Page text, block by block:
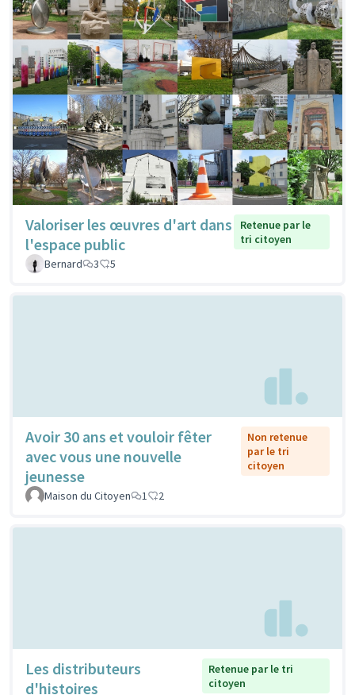
Valoriser les œuvres d'art dans
l'espace public
Retenue par le
tri citoyen
Bernard
3 5
Avoir 30 ans et vouloir fêter
avec vous une nouvelle
jeunesse
Non retenue
par le tri
citoyen
Maison du Citoyen 1 2
Les distributeurs
d'histoires
Retenue par le tri
citoyen